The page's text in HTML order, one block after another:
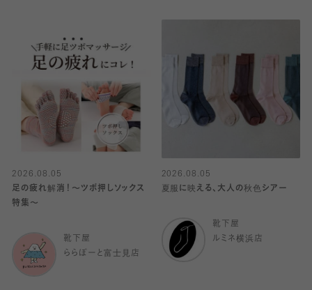
2026.08.05
足の疲れ解消！〜ツボ押しソックス
特集〜
靴下屋
ららぽーと富士見店
2026.08.05
夏服に映える、大人の秋色シアー
靴下屋
ルミネ横浜店